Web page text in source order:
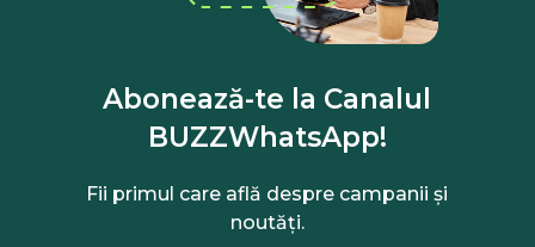
Abonează-te la Canalul
BUZZWhatsApp!
Fii primul care află despre campanii și
noutăți.